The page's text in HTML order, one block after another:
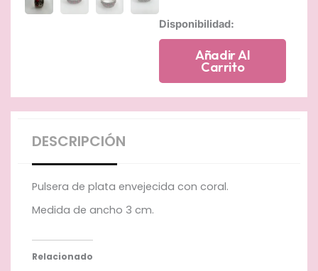
Disponibilidad:
Pulsera
envejecida
con
Añadir Al
Carrito
DESCRIPCIÓN
Pulsera de plata envejecida con coral.
Medida de ancho 3 cm.
Relacionado